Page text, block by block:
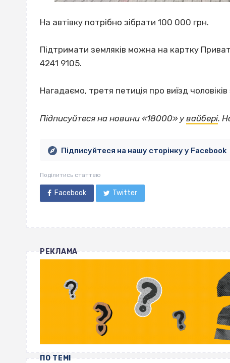
На автівку потрібно зібрати 100 000 грн.
Підтримати земляків можна на картку
4241 9105.
Нагадаємо, третя петиція про виїзд
Підписуйтеся на новини «18000» увайбері.
Підписуйтеся на нашу сторінку у Facebook
Поділитись статтею
Facebook Twitter
РЕКЛАМА
ПО ТЕМІ